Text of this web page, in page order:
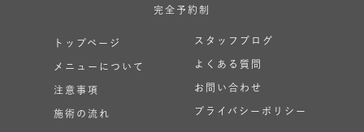
完全予約制
トップページ
メニューについて
注意事項
施術の流れ
スタッフブログ
よくある質問
お問い合わせ
プライバシーポリシー